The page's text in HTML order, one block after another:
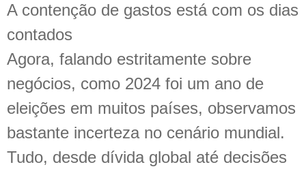
A contenção de gastos está com os dias
contados
Agora, falando estritamente sobre
negócios, como 2024 foi um ano de
eleições em muitos países, observamos
bastante incerteza no cenário mundial.
Tudo, desde dívida global até decisões